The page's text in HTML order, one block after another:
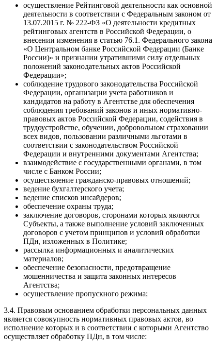
осуществление Рейтинговой деятельности как основной
деятельности в соответствии с Федеральным законом от
13.07.2015 г. № 222-ФЗ «О деятельности кредитных
рейтинговых агентств в Российской Федерации, о
внесении изменения в статью 76.1. Федерального закона
«О Центральном банке Российской Федерации (Банке
России)» и признании утратившими силу отдельных
положений законодательных актов Российской
Федерации»;
соблюдение трудового законодательства Российской
Федерации, организации учета работников и
кандидатов на работу в Агентстве для обеспечения
соблюдения требований законов и иных нормативно-
правовых актов Российской Федерации, содействия в
трудоустройстве, обучении, добровольном страховании
всех видов, пользовании различными льготами в
соответствии с законодательством Российской
Федерации и внутренними документами Агентства;
взаимодействие с государственными органами, в том
числе с Банком России;
осуществление гражданско-правовых отношений;
ведение бухгалтерского учета;
ведение списков инсайдеров;
обеспечение охраны труда;
заключение договоров, сторонами которых являются
Субъекты, а также выполнение условий заключенных
договоров с учетом принципов и условий обработки
ПДн, изложенных в Политике;
рассылка информационных и аналитических
материалов;
обеспечение безопасности, предотвращение
мошенничества и защита законных интересов
Агентства;
осуществление пропускного режима;
3.4. Правовым основанием обработки персональных данных
является совокупность нормативных правовых актов, во
исполнение которых и в соответствии с которыми Агентство
осуществляет обработку ПДн, в том числе: